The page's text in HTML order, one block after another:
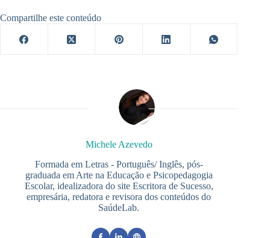
Compartilhe este conteúdo
Michele Azevedo
Formada em Letras - Português/ Inglês, pós-
graduada em Arte na Educação e Psicopedagogia
Escolar, idealizadora do site Escritora de Sucesso,
empresária, redatora e revisora dos conteúdos do
SaúdeLab.